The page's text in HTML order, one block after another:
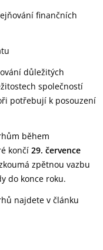
finančních
důležitých
společností
potřebují k posouzení
během
končí 29. července
zpětnou vazbu
do konce roku.
najdete v článku